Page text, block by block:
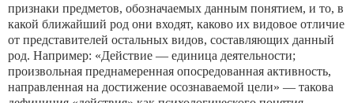
признаки предметов, обозначаемых данным понятием, и то, в
какой бли­жайший род они входят, каково их видовое отличие
от представителей остальных видов, составляющих данный
род. Напри­мер: «Действие — единица деятельности;
произвольная предна­меренная опосредованная активность,
направленная на дости­жение осознаваемой цели» — такова